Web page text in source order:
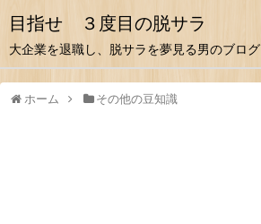
目指せ ３度目の脱サラ
大企業を退職し、脱サラを夢見る男のブログ
ホーム その他の豆知識